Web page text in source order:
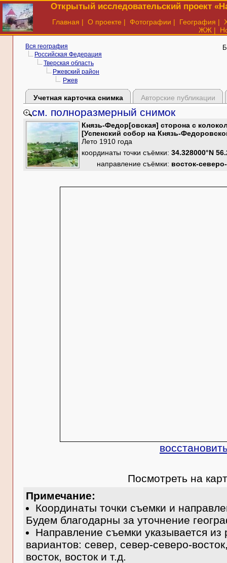
Открытый исследовательский проект
Главная | О проекте | Фотографии | География |
ЖЖ |
Вся география
Российская Федерация
Тверская область
Ржевский район
Ржев
Учетная карточка снимка Авторские публикации
см. полноразмерный снимок
Князь-Федор[овская] сторона с
[Успенский собор на Князь-
Лето 1910 года
координаты точки съёмки: 34.328000°N
направление съёмки: восток-
Посмотреть на
Примечание:
Координаты точки съемки и
Будем благодарны за уточнение
Направление съемки указывается
вариантов: север, север-северо-
восток, восток и т.д.